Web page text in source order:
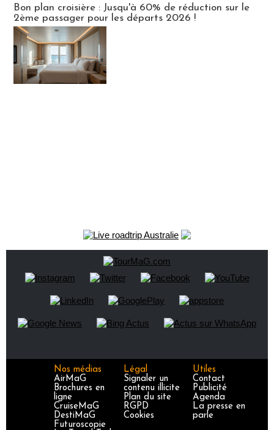
Bon plan croisière : Jusqu'à 60% de réduction sur le
2ème passager pour les départs 2026 !
Nos médias
AirMaG
Brochures en
ligne
CruiseMaG
DestiMaG
Futuroscopie
Légal
Signaler un
contenu illicite
Plan du site
RGPD
Cookies
Utiles
Contact
Publicité
Agenda
La presse en
parle